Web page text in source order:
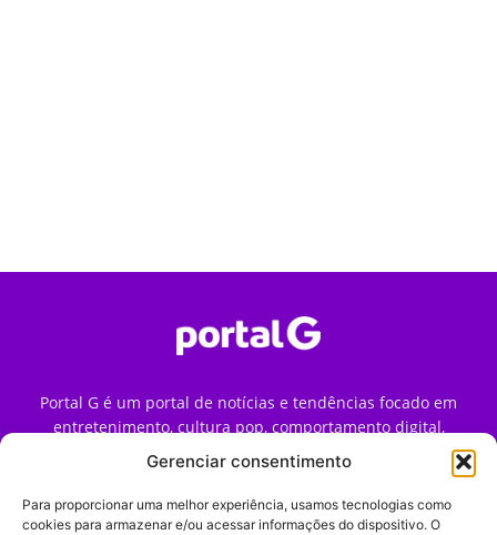
Gerenciar consentimento
Para proporcionar uma melhor experiência, usamos tecnologias como
cookies para armazenar e/ou acessar informações do dispositivo. O
Portal G é um portal de notícias e tendências focado em
entretenimento, cultura pop, comportamento digital,
streaming, games e iniciativas de marca que impactam a
forma como o público vive e consome internet no Brasil.
Contato:contato@portalg.com.br